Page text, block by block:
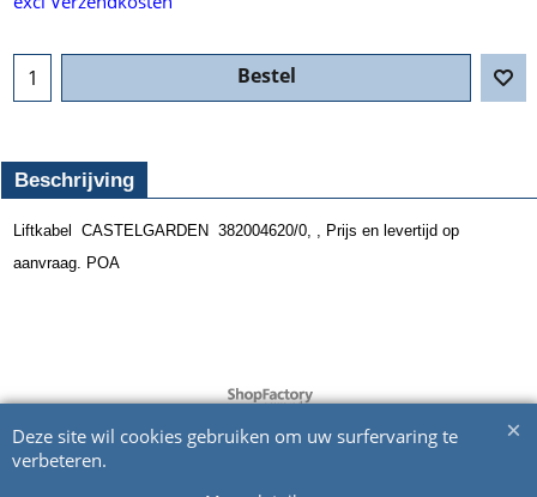
Bestel
Beschrijving
Liftkabel CASTELGARDEN 382004620/0,
, Prijs en levertijd op
aanvraag. POA
Webwinkel gemaakt met ShopFactory webwinkel software.
Deze site wil cookies gebruiken om uw surfervaring te
verbeteren.